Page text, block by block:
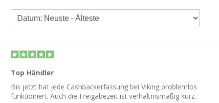
Top Händler
Bis jetzt hat jede Cashbackerfassung bei Viking problemlos
funktioniert. Auch die Freigabezeit ist verhältnismäßig kurz.